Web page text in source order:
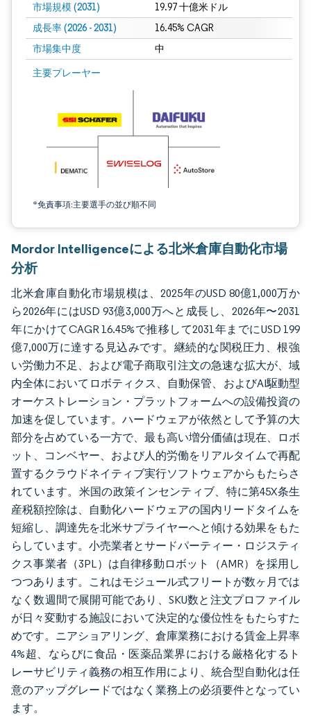
市場規模 (2031) 19.97 十億米ドル
成長率 (2026 - 2031) 16.45% CAGR
市場集中度 中
主要プレーヤー
*免責事項:主要選手の並び順不同
画像 © Mordor Intelligence。再利用にはCC BY 4.0の表示が必要です。
Mordor Intelligenceによる北米倉庫自動化市場
分析
北米倉庫自動化市場規模は、2025年のUSD 80億1,000万か
ら2026年にはUSD 93億3,000万へと成長し、2026年〜2031
年にかけてCAGR 16.45%で推移して2031年までにUSD 199
億7,000万に達する見込みです。継続的な関税圧力、根強
い労働力不足、および電子商取引注文の急速な拡大が、域
内全体においてロボティクス、自動保管、およびAI駆動型
オーケストレーション・プラットフォームへの設備投資の
加速を促しています。ハードウェアが依然として予算の大
部分を占めている一方で、最も高い増分価値は現在、ロボ
ット、コンベヤー、および人的労働をリアルタイムで再配
置するクラウドネイティブ実行ソフトウェアからもたらさ
れています。米国の政策インセンティブ、特に第45X条生
産税額控除は、自動化ハードウェアの国内リードタイムを
短縮し、調達先を北米サプライヤーへと傾ける効果をもた
らしています。小売業者とサードパーティー・ロジスティ
クス事業者（3PL）は自律移動ロボット（AMR）を採用し
つつあります。これはモジュール式フリートが数ヶ月では
なく数週間で展開可能であり、SKU数と注文プロファイル
が日々変動する施設において決定的な優位性をもたらすた
めです。ニアショアリング、倉庫業務における賃金上昇率
4%超、ならびに食品・医薬品業界における厳格化するト
レーサビリティ義務の相互作用により、統合型自動化は任
意のアップグレードではなく業務上の必須要件となってい
ます。